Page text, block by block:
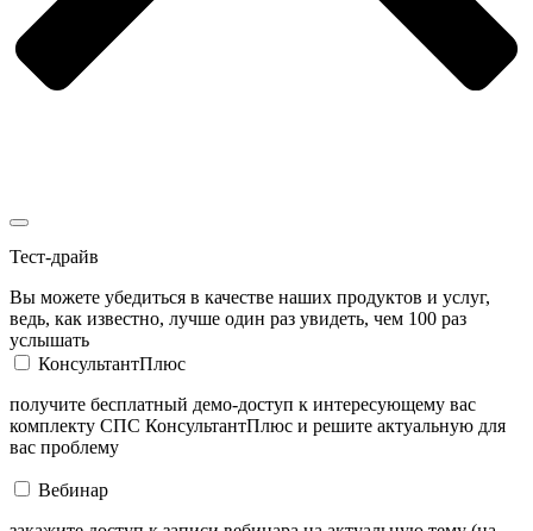
Тест-драйв
Вы можете убедиться в качестве наших продуктов и услуг,
ведь, как известно, лучше один раз увидеть, чем 100 раз
услышать
КонсультантПлюс
получите бесплатный демо-доступ к интересующему вас
комплекту СПС КонсультантПлюс и решите актуальную для
вас проблему
Вебинар